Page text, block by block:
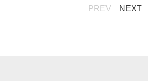
PREV NEXT